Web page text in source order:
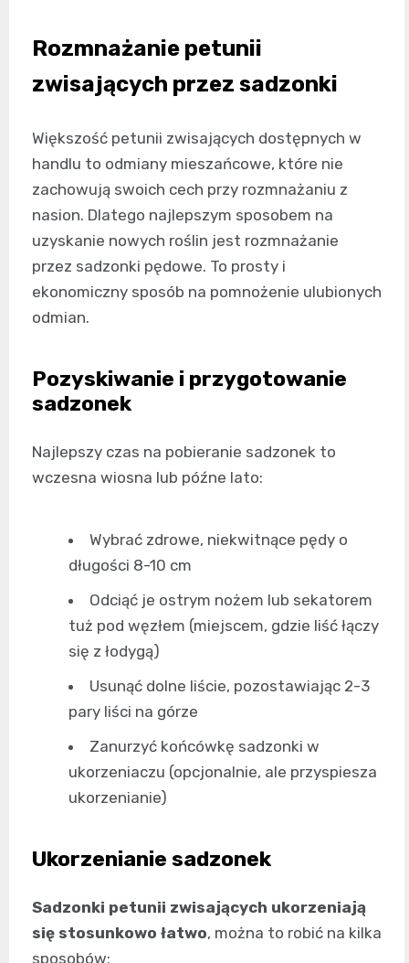
Rozmnażanie petunii
zwisających przez sadzonki
Większość petunii zwisających dostępnych w
handlu to odmiany mieszańcowe, które nie
zachowują swoich cech przy rozmnażaniu z
nasion. Dlatego najlepszym sposobem na
uzyskanie nowych roślin jest rozmnażanie
przez sadzonki pędowe. To prosty i
ekonomiczny sposób na pomnożenie ulubionych
odmian.
Pozyskiwanie i przygotowanie
sadzonek
Najlepszy czas na pobieranie sadzonek to
wczesna wiosna lub późne lato:
Wybrać zdrowe, niekwitnące pędy o
długości 8-10 cm
Odciąć je ostrym nożem lub sekatorem
tuż pod węzłem (miejscem, gdzie liść łączy
się z łodygą)
Usunąć dolne liście, pozostawiając 2-3
pary liści na górze
Zanurzyć końcówkę sadzonki w
ukorzeniaczu (opcjonalnie, ale przyspiesza
ukorzenianie)
Ukorzenianie sadzonek
Sadzonki petunii zwisających ukorzeniają
się stosunkowo łatwo, można to robić na kilka
sposobów: